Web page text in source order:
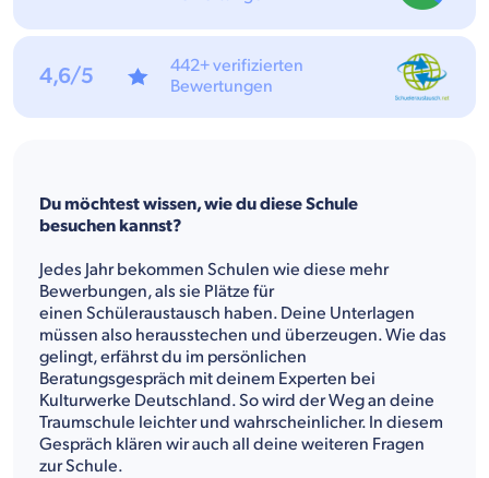
Du möchtest wissen, wie du diese Schule
besuchen kannst?
Jedes Jahr bekommen Schulen wie diese mehr
Bewerbungen, als sie Plätze für
einen Schüleraustausch haben. Deine Unterlagen
müssen also herausstechen und überzeugen. Wie das
gelingt, erfährst du im persönlichen
Beratungsgespräch mit deinem Experten bei
Kulturwerke Deutschland. So wird der Weg an deine
Traumschule leichter und wahrscheinlicher. In diesem
Gespräch klären wir auch all deine weiteren Fragen
zur Schule.
4,6/5
442+ verifizierten
Bewertungen